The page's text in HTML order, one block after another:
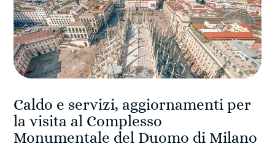
Caldo e servizi, aggiornamenti per
la visita al Complesso
Monumentale del Duomo di Milano